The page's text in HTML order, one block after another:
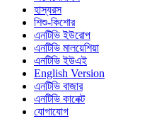
হাস্যরস
শিশু-কিশোর
এনটিভি ইউরোপ
এনটিভি মালয়েশিয়া
এনটিভি ইউএই
English Version
এনটিভি বাজার
এনটিভি কানেক্ট
যোগাযোগ